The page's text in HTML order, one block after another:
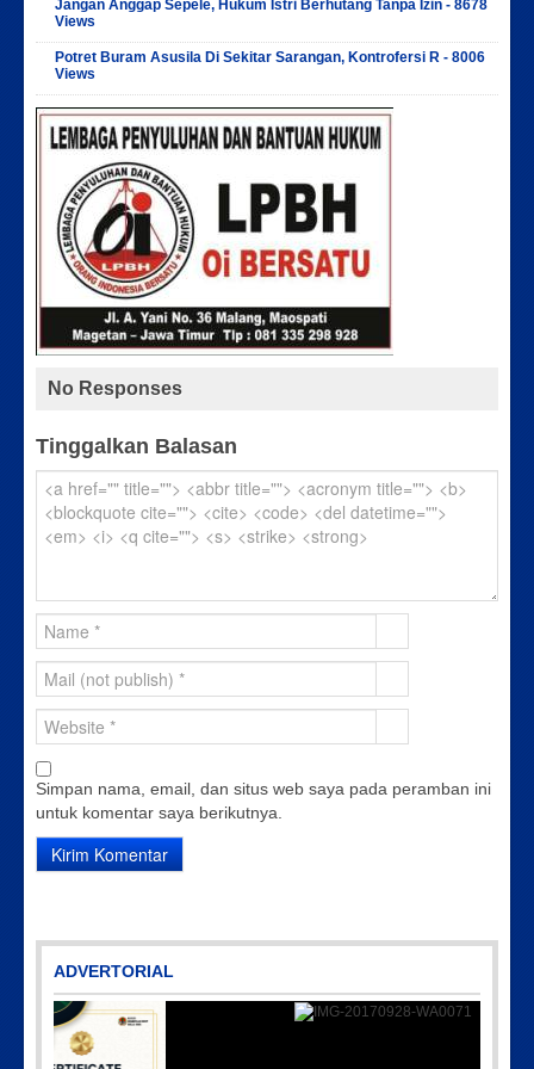
Jangan Anggap Sepele, Hukum Istri Berhutang Tanpa Izin - 8678
Views
Potret Buram Asusila Di Sekitar Sarangan, Kontrofersi R - 8006
Views
No Responses
Tinggalkan Balasan
Simpan nama, email, dan situs web saya pada peramban ini
untuk komentar saya berikutnya.
ADVERTORIAL